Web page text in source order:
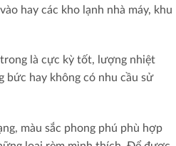
hay các kho lạnh nhà máy, khu
là cực kỳ tốt, lượng nhiệt
bức hay không có nhu cầu sử
màu sắc phong phú phù hợp